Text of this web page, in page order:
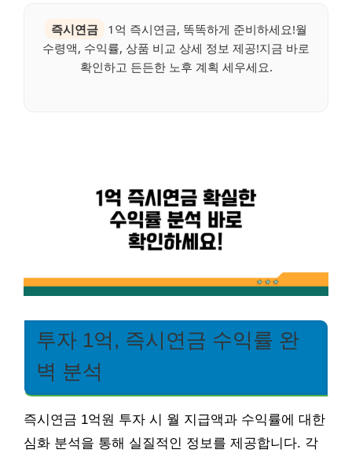
즉시연금
1억 즉시연금, 똑똑하게 준비하세요!월
수령액, 수익률, 상품 비교 상세 정보 제공!지금 바로
확인하고 든든한 노후 계획 세우세요.
투자 1억, 즉시연금 수익률 완
벽 분석
즉시연금 1억원 투자 시 월 지급액과 수익률에 대한
심화 분석을 통해 실질적인 정보를 제공합니다. 각